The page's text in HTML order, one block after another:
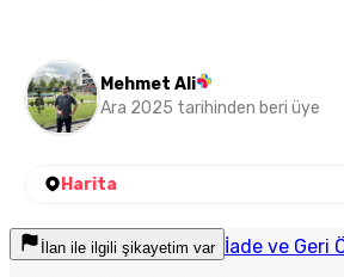
Mehmet Ali
Ara 2025 tarihinden beri üye
Harita
İlan ile ilgili şikayetim var İade ve Geri